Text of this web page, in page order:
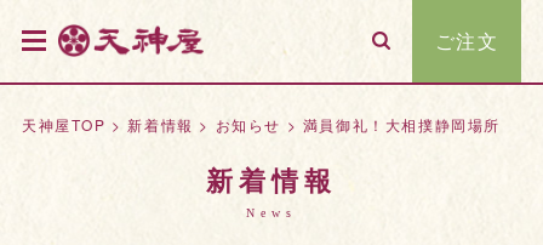
ご注文
天神屋TOP >新着情報 > お知らせ > 満員御礼！大相撲静岡場所
新着情報
News